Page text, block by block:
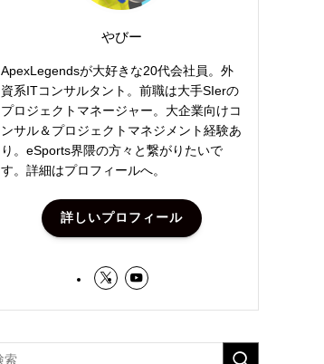
やびー
ApexLegendsが大好きな20代会社員。外
資系ITコンサルタント。前職は大手SIerの
プロジェクトマネージャー。大企業向けコ
ンサル＆プロジェクトマネジメント経験あ
り。eSports界隈の方々と繋がりたいで
す。詳細はプロフィールへ。
詳しいプロフィール